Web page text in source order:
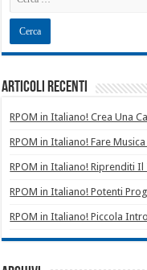
Articoli recenti
RPOM in Italiano! Crea Una
RPOM in Italiano! Fare
RPOM in Italiano! Riprenditi Il
RPOM in Italiano! Potenti
RPOM in Italiano! Piccola